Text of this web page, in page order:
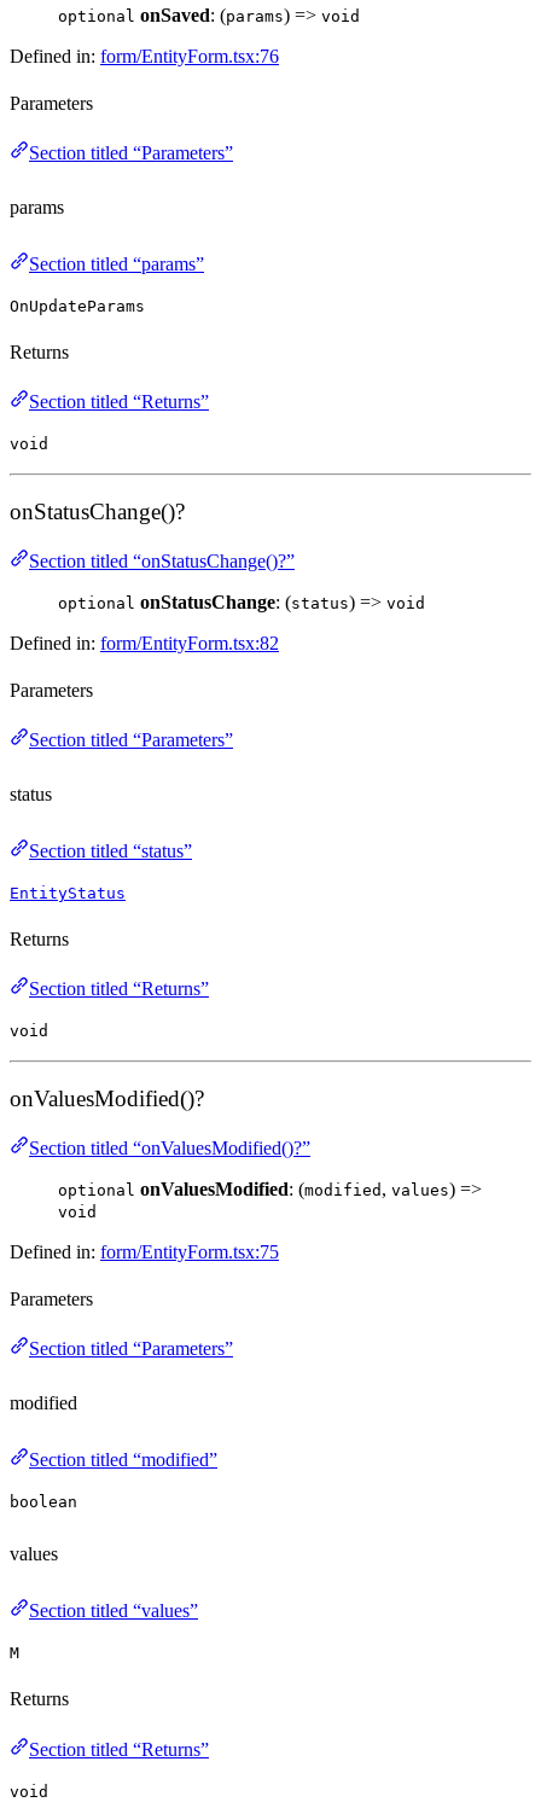
optional onSaved: (params) => void
Defined in: form/EntityForm.tsx:76
Parameters
Section titled “Parameters”
params
Section titled “params”
OnUpdateParams
Returns
Section titled “Returns”
void
onStatusChange()?
Section titled “onStatusChange()?”
optional onStatusChange: (status) => void
Defined in: form/EntityForm.tsx:82
Parameters
Section titled “Parameters”
status
Section titled “status”
EntityStatus
Returns
Section titled “Returns”
void
onValuesModified()?
Section titled “onValuesModified()?”
optional onValuesModified: (modified , values) =>
void
Defined in: form/EntityForm.tsx:75
Parameters
Section titled “Parameters”
modified
Section titled “modified”
boolean
values
Section titled “values”
M
Returns
Section titled “Returns”
void